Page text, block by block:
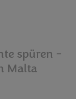
spüren -
Malta